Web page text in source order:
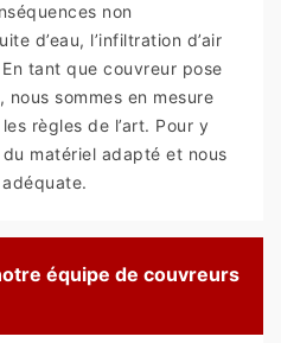
non
d’eau, l’infiltration d’air
tant que couvreur pose
sommes en mesure
règles de l’art. Pour y
matériel adapté et nous
équipe de couvreurs